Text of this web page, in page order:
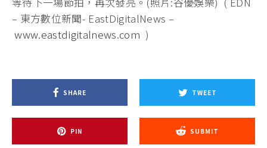
– 東方數位新聞- EastDigitalNews –
www.eastdigitalnews.com )
SHARE TWEET
PIN SUBMIT